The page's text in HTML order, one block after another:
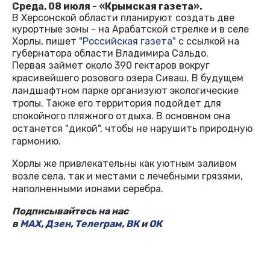
Среда, 08 июля - «Крымская газета».
В Херсонской области планируют создать две
курортные зоны - на Арабатской стрелке и в селе
Хорлы, пишет "Российская газета" с ссылкой на
губернатора области Владимира Сальдо.
Первая займет около 390 гектаров вокруг
красивейшего розового озера Сиваш. В будущем
ландшафтном парке организуют экологические
тропы. Также его территория подойдет для
спокойного пляжного отдыха. В основном она
останется "дикой", чтобы не нарушить природную
гармонию.
Хорлы же привлекательны как уютным заливом
возле села, так и местами с лечебными грязями,
наполненными ионами серебра.
Подписывайтесь на нас
вMAX,Дзен, Телеграм,ВКиОК